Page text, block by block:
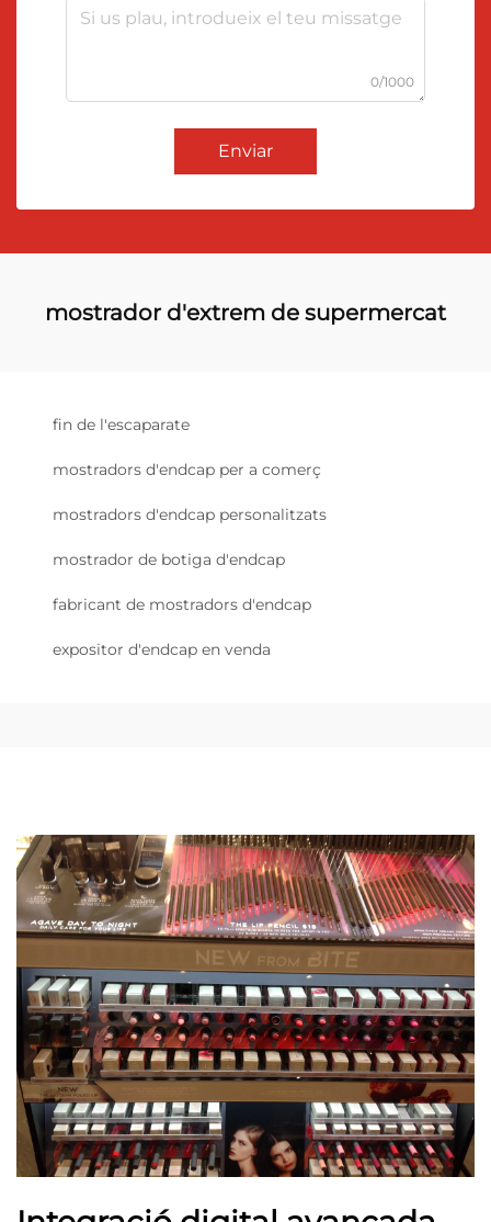
0/1000
Enviar
mostrador d'extrem de supermercat
fin de l'escaparate
mostradors d'endcap per a comerç
mostradors d'endcap personalitzats
mostrador de botiga d'endcap
fabricant de mostradors d'endcap
expositor d'endcap en venda